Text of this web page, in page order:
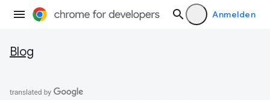
Anmelden
Blog